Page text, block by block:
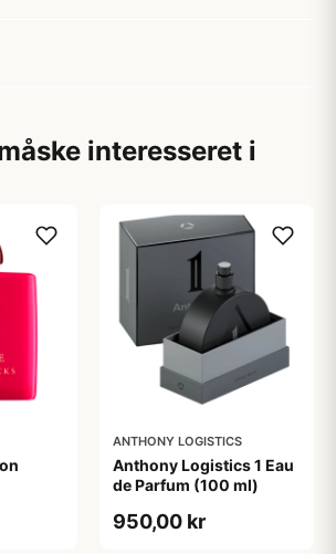
interesseret i
ANTHONY LOGISTICS
Anthony Logistics 1 Eau
de Parfum (100 ml)
950,00 kr